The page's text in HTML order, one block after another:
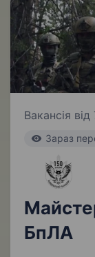
Вакансія
Зараз
БпЛА